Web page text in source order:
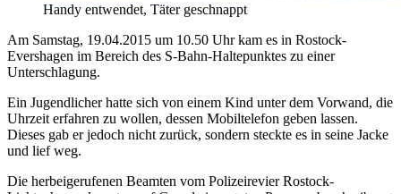
Handy entwendet, Täter geschnappt
Am Samstag, 19.04.2015 um 10.50 Uhr kam es in Rostock-
Evershagen im Bereich des S-Bahn-Haltepunktes zu einer
Unterschlagung.
Ein Jugendlicher hatte sich von einem Kind unter dem Vorwand, die
Uhrzeit erfahren zu wollen, dessen Mobiltelefon geben lassen.
Dieses gab er jedoch nicht zurück, sondern steckte es in seine Jacke
und lief weg.
Die herbeigerufenen Beamten vom Polizeirevier Rostock-